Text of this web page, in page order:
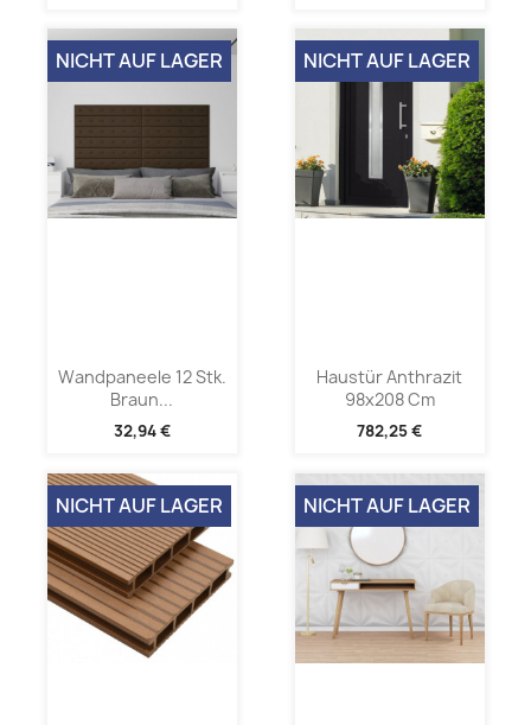
Wandpaneele 12 Stk.
Braun...
32,94 €
NICHT AUF LAGER
Haustür Anthrazit
98x208 Cm
782,25 €
NICHT AUF LAGER
NICHT AUF LAGER NICHT AUF LAGER